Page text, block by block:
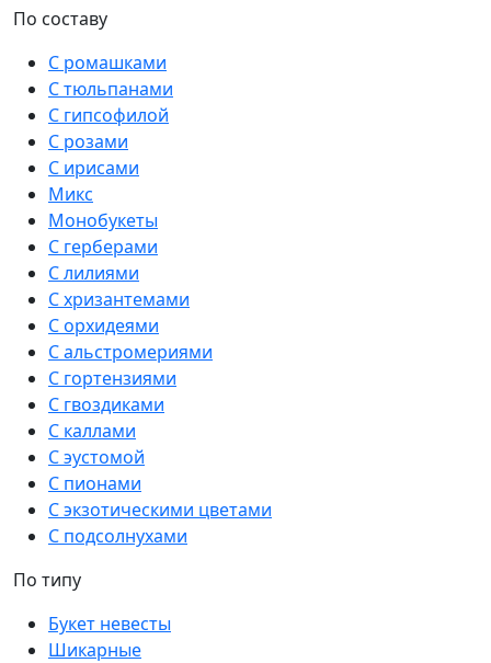
По составу
С ромашками
С тюльпанами
С гипсофилой
С розами
С ирисами
Микс
Монобукеты
С герберами
С лилиями
С хризантемами
С орхидеями
С альстромериями
С гортензиями
С гвоздиками
С каллами
С эустомой
С пионами
С экзотическими цветами
С подсолнухами
По типу
Букет невесты
Шикарные